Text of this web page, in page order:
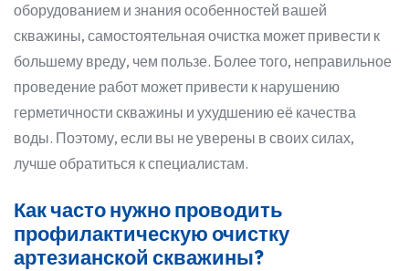
оборудованием и знания особенностей вашей
скважины, самостоятельная очистка может привести к
большему вреду, чем пользе. Более того, неправильное
проведение работ может привести к нарушению
герметичности скважины и ухудшению её качества
воды. Поэтому, если вы не уверены в своих силах,
лучше обратиться к специалистам.
Как часто нужно проводить
профилактическую очистку
артезианской скважины?